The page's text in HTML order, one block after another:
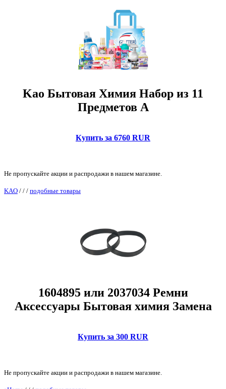
Kao Бытовая Химия Набор из 11
Предметов А
Купить за 6760 RUR
Не пропускайте акции и распродажи в нашем магазине.
KAO / / / подобные товары
1604895 или 2037034 Ремни
Аксессуары Бытовая химия Замена
Купить за 300 RUR
Не пропускайте акции и распродажи в нашем магазине.